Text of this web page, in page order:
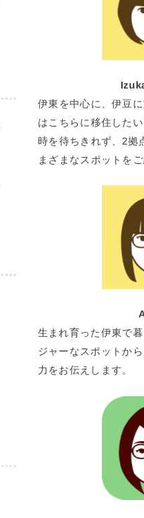
伊東を中心に、伊豆
はこちらに移住した
時を待ちきれず、2拠
まざまなスポットを
生まれ育った伊東で
ジャーなスポットか
力をお伝えします。